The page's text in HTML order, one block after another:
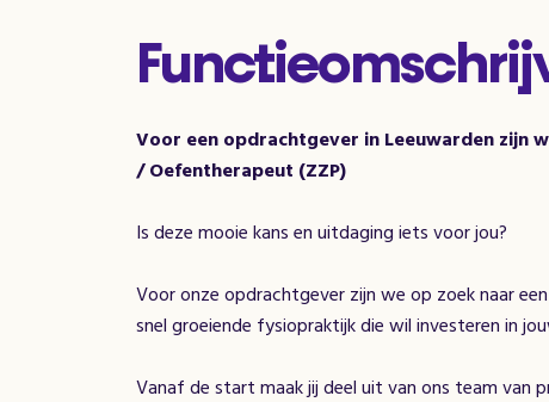
Voor een opdrachtgever in Leeuwarden zijn
/ Oefentherapeut (ZZP)
Is deze mooie kans en uitdaging iets voor jou?
Voor onze opdrachtgever zijn we op zoek naar
snel groeiende fysiopraktijk die wil investeren in
Vanaf de start maak jij deel uit van ons team van